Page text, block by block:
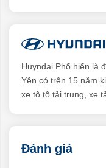
Huyndai Phố hiến là
Yên có trên 15 năm
xe tô tô tải trung, xe
Đánh giá